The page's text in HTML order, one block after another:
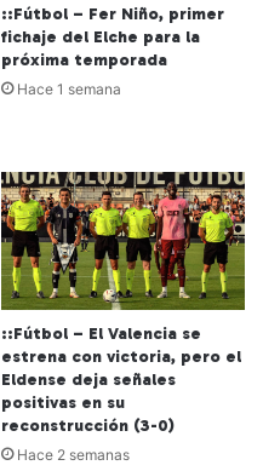
::Fútbol – Fer Niño, primer
fichaje del Elche para la
próxima temporada
Hace 1 semana
::Fútbol – El Valencia se
estrena con victoria, pero el
Eldense deja señales
positivas en su
reconstrucción (3-0)
Hace 2 semanas